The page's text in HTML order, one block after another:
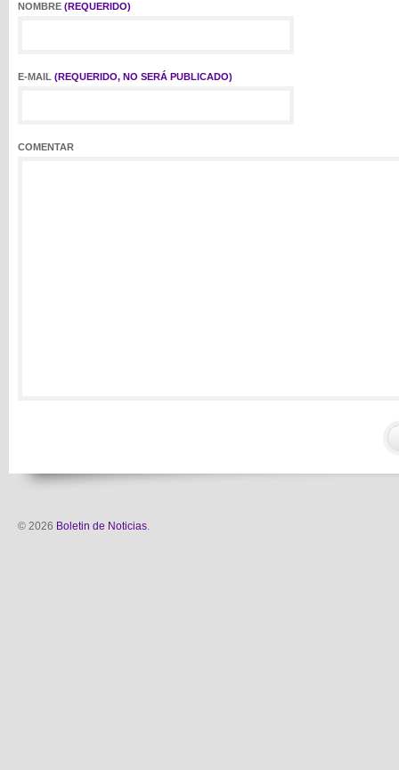
NOMBRE (REQUERIDO)
E-MAIL (REQUERIDO, NO SERÁ PUBLICADO)
COMENTAR
© 2026 Boletin de Noticias.